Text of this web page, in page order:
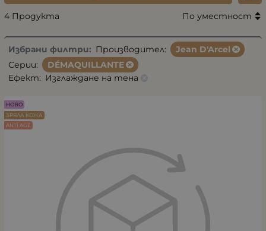
4 Продукта По уместност
Избрани филтри: Производител:
Jean D'Arcel
Серии:
DÉMAQUILLANTE
Ефект: Изглаждане на тена
НОВО
ЗРЯЛА КОЖА
ANTI AGE